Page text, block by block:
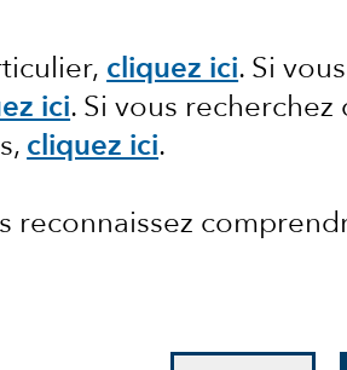
cliquez ici. Si
ici. Si vous recherchez
cliquez ici.
reconnaissez